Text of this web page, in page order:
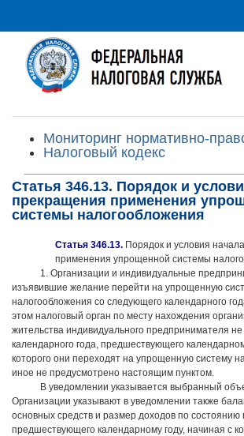
Мониторинг нормативно-
Налоговый кодекс
Статья 346.13. Порядок и
прекращения применения
системы налогообложения
Статья 346.13. Порядок и условия
применения упрощенной системы
1. Организации и индивидуальные
изъявившие желание перейти на упрощенную
налогообложения со следующего календарного
этом налоговый орган по месту нахождения
жительства индивидуального предпринимателя
календарного года, предшествующего
которого они переходят на упрощенную систему
иное не предусмотрено настоящим пунктом.
В уведомлении указывается выбранный
Организации указывают в уведомлении также
основных средств и размер доходов по состоянию
предшествующего календарному году, начиная с